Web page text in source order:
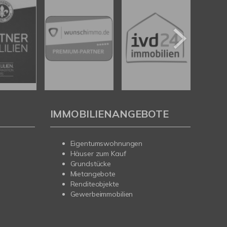
IMMOBILIENANGEBOTE
Eigentumswohnungen
Häuser zum Kauf
Grundstücke
Mietangebote
Renditeobjekte
Gewerbeimmobilien